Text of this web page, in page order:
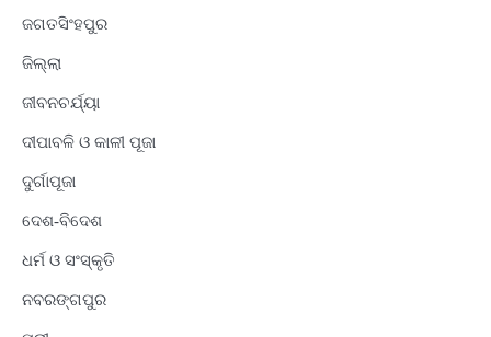
ଜଗତସିଂହପୁର
ଜିଲ୍ଲା
ଜୀବନଚର୍ଯ୍ୟା
ଦୀପାବଳି ଓ କାଳୀ ପୂଜା
ଦୁର୍ଗାପୂଜା
ଦେଶ-ବିଦେଶ
ଧର୍ମ ଓ ସଂସ୍କୃତି
ନବରଙ୍ଗପୁର